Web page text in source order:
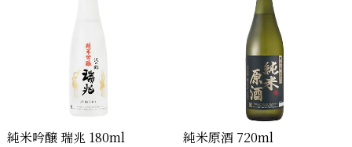
純米吟醸 瑞兆 180ml
純米原酒 720ml